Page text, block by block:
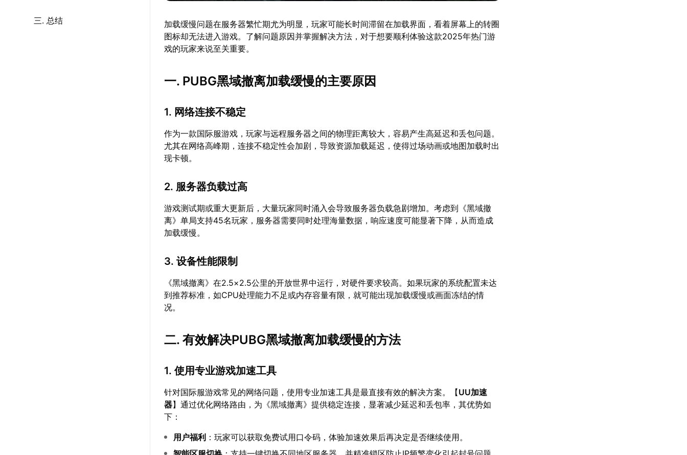
三. 总结
加载缓慢问题在服务器繁忙期尤为明显，玩家可能长时间滞留在加载界面，看着屏幕上的转圈
图标却无法进入游戏。了解问题原因并掌握解决方法，对于想要顺利体验这款2025年热门游
戏的玩家来说至关重要。
一. PUBG黑域撤离加载缓慢的主要原因
1. 网络连接不稳定
作为一款国际服游戏，玩家与远程服务器之间的物理距离较大，容易产生高延迟和丢包问题。
尤其在网络高峰期，连接不稳定性会加剧，导致资源加载延迟，使得过场动画或地图加载时出
现卡顿。
2. 服务器负载过高
游戏测试期或重大更新后，大量玩家同时涌入会导致服务器负载急剧增加。考虑到《黑域撤
离》单局支持45名玩家，服务器需要同时处理海量数据，响应速度可能显著下降，从而造成
加载缓慢。
3. 设备性能限制
《黑域撤离》在2.5×2.5公里的开放世界中运行，对硬件要求较高。如果玩家的系统配置未达
到推荐标准，如CPU处理能力不足或内存容量有限，就可能出现加载缓慢或画面冻结的情
况。
二. 有效解决PUBG黑域撤离加载缓慢的方法
1. 使用专业游戏加速工具
针对国际服游戏常见的网络问题，使用专业加速工具是最直接有效的解决方案。【UU加速
器】通过优化网络路由，为《黑域撤离》提供稳定连接，显著减少延迟和丢包率，其优势如
下：
用户福利 ：玩家可以获取免费试用口令码，体验加速效果后再决定是否继续使用。